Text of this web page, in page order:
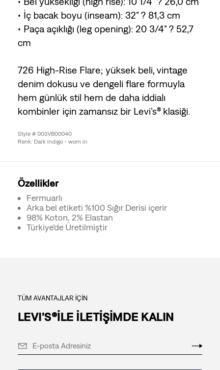
• İç bacak boyu (inseam): 32" ? 81,3 cm
• Paça açıklığı (leg opening): 20 3/4" ? 52,7
cm
726 High-Rise Flare; yüksek beli, vintage
denim dokusu ve dengeli flare formuyla
hem günlük stil hem de daha iddialı
kombinler için zamansız bir Levi’s® klasiği.
Style # 003VB00040
Renk: Dark indigo - worn in
Özellikler
Fermuarlı
Arka bel etiketi %100 Sığır Derisi içerir
98% Koton, 2% Elastan
Türkiye'de Üretilmiştir
TÜM AVANTAJLAR İÇİN
LEVI’S®İLE İLETİŞİMDE KALIN